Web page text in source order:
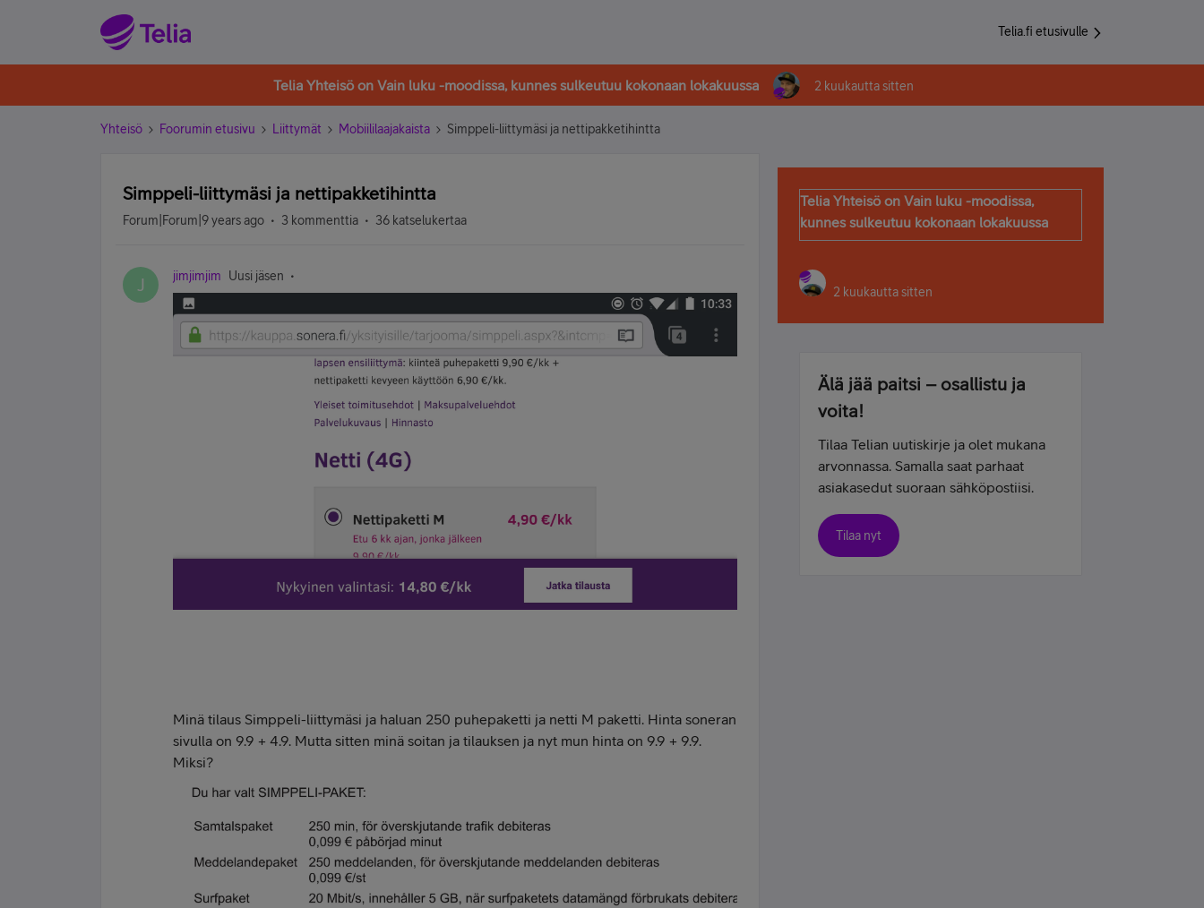
Telia.fi etusivulle
Telia Yhteisö on Vain luku -moodissa, kunnes sulkeutuu kokonaan lokakuussa 2 kuukautta sitten
Yhteisö Foorumin etusivu Liittymät Mobiililaajakaista Simppeli-liittymäsi ja nettipakketihintta
Simppeli-liittymäsi ja nettipakketihintta
Forum|Forum|9 years ago 3 kommenttia 36 katselukertaa
J jimjimjim Uusi jäsen
Minä tilaus Simppeli-liittymäsi ja haluan 250 puhepaketti ja netti M paketti. Hinta soneran
sivulla on 9.9 + 4.9. Mutta sitten minä soitan ja tilauksen ja nyt mun hinta on 9.9 + 9.9.
Miksi?
Telia Yhteisö on Vain luku -moodissa,
kunnes sulkeutuu kokonaan lokakuussa
2 kuukautta sitten
Älä jää paitsi – osallistu ja
voita!
Tilaa Telian uutiskirje ja olet mukana
arvonnassa. Samalla saat parhaat
asiakasedut suoraan sähköpostiisi.
Tilaa nyt